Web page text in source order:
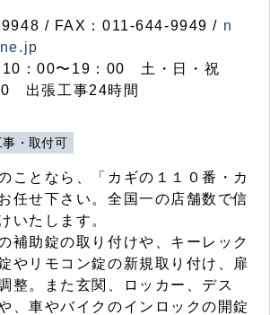
/ FAX：011-644-9949 / n
10：00〜19：00 土・日・祝
出張工事24時間
事・取付可
ことなら、「カギの１１０番・カ
任せ下さい。全国一の店舗数で信
いたします。
補助錠の取り付けや、キーレック
やリモコン錠の新規取り付け、扉
整。また玄関、ロッカー、デス
、車やバイクのインロックの開錠